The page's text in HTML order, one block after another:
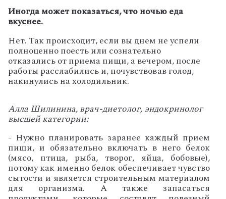
Иногда может показаться, что ночью еда
вкуснее.
Нет. Так происходит, если вы днем не успели
полноценно поесть или сознательно
отказались от приема пищи, а вечером, после
работы расслабились и, почувствовав голод,
накинулись на холодильник.
Алла Шилинина, врач-диетолог, эндокринолог
высшей категории:
- Нужно планировать заранее каждый прием
пищи, и обязательно включать в него белок
(мясо, птица, рыба, творог, яйца, бобовые),
потому как именно белок обеспечивает чувство
сытости и является строительным материалом
для организма. А также запасаться